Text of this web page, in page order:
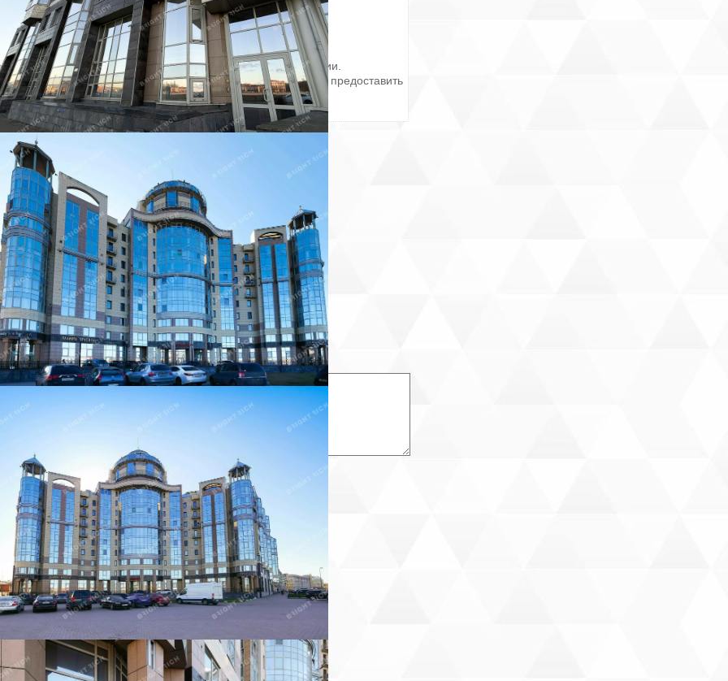
- Код налоговой: 42;
- Кол-во мест подземного паркинга: 250;
- Охрана: Да.
Стоимость: 66 188 047 руб.
Оформление сделки напрямую от собственника, без комиссии.
Готовы оперативно организовать просмотр в удобное время, предоставить
PDF-презентацию и план.
ID = c_1783598.
Пожаловаться на объявление
Несуществующий объект
Неверная цена
Неверный адрес
Не дозвониться
Другая причина
Связаться с продавцом
Следить за объектом
с продавцом
*
комментарий:
звонок продавца
имя:
телефон: